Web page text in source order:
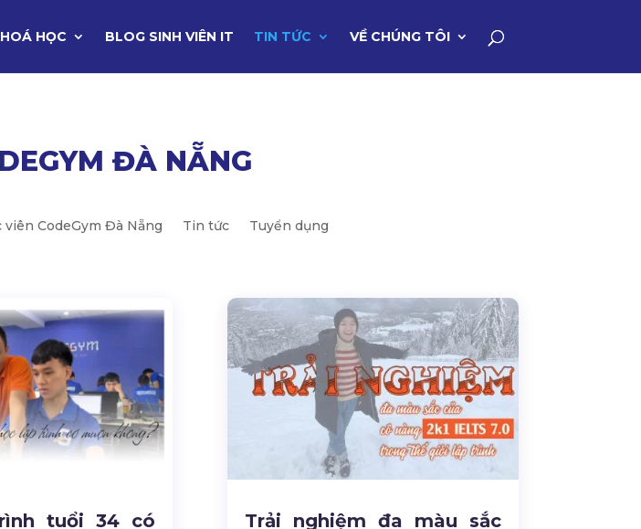
HỌC BLOG SINH VIÊN IT TIN TỨC VỀ CHÚNG TÔI
ĐÀ NẴNG
viên CodeGym Đà Nẵng Tin tức Tuyển dụng
tuổi 34 có
Trải nghiệm đa màu sắc